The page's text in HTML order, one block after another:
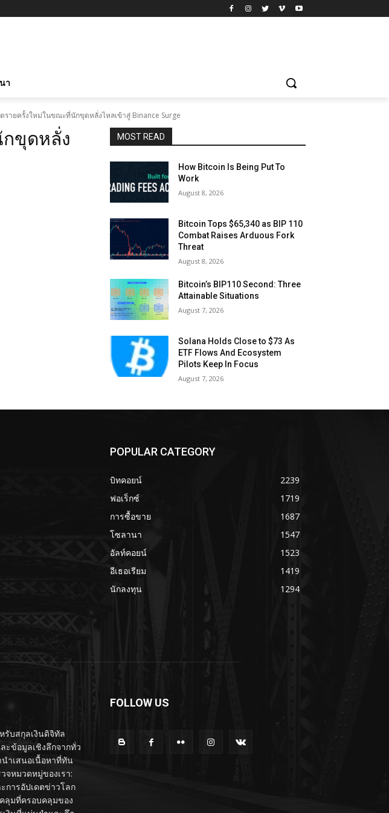
า
รายครั้งใหม่ในขณะที่นักขุดหลั่งไหลเข้าสู่ Binance Surge
ขุดหลั่ง
MOST READ
How Bitcoin Is Being Put To
Work
August 8, 2026
Bitcoin Tops $65,340 as BIP 110
Combat Raises Arduous Fork
Threat
August 8, 2026
Bitcoin’s BIP110 Second: Three
Attainable Situations
August 7, 2026
Solana Holds Close to $73 As
ETF Flows And Ecosystem
Pilots Keep In Focus
August 7, 2026
POPULAR CATEGORY
บิทคอยน์
2239
ฟอเร็กซ์
1719
การซื้อขาย
1687
โซลานา
1547
อัลท์คอยน์
1523
อีเธอเรียม
1419
นักลงทุน
1294
รับสกุลเงินดิจิทัล
ะข้อมูลเชิงลึกจากทั่ว
ำเสนอเนื้อหาที่ทัน
จหมวดหมู่ของเรา:
การอัปเดตข่าวโลก
ลุมที่ครอบคลุมของ
FOLLOW US